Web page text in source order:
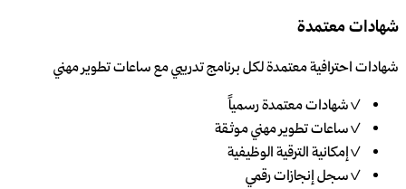
شهادات معتمدة
شهادات احترافية معتمدة لكل برنامج تدريبي مع ساعات تطوير مهني
✓شهادات معتمدة رسمياً
✓ساعات تطوير مهني موثقة
✓إمكانية الترقية الوظيفية
✓سجل إنجازات رقمي